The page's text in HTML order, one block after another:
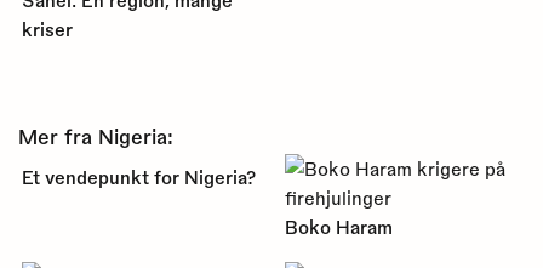
kriser
Mer fra Nigeria:
Et vendepunkt for Nigeria?
Boko Haram